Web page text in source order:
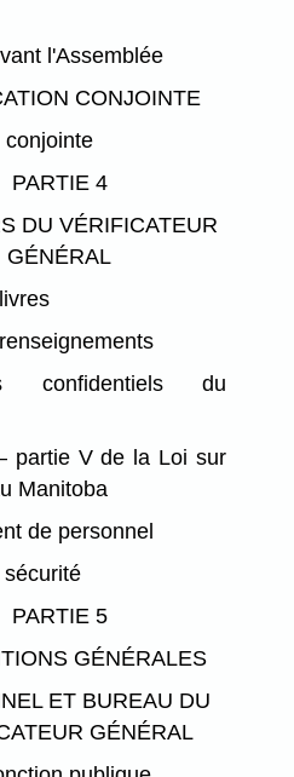
l'Assemblée
CONJOINTE
conjointe
PARTIE 4
DU VÉRIFICATEUR
GÉNÉRAL
confidentiels du
partie V de la Loi sur
Manitoba
de personnel
PARTIE 5
GÉNÉRALES
ET BUREAU DU
GÉNÉRAL